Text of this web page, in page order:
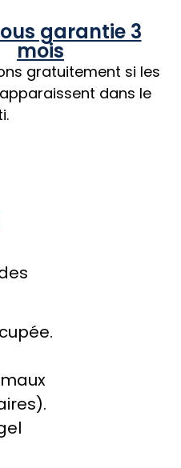
garantie 3
mois
gratuitement si les
dans le